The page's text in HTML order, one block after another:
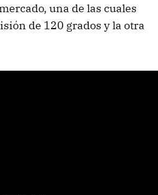
una de las cuales
de 120 grados y la otra